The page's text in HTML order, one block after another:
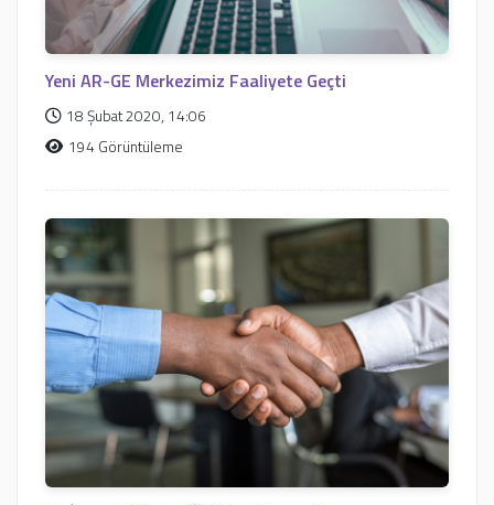
Yeni AR-GE Merkezimiz Faaliyete Geçti
18 Şubat 2020, 14:06
194 Görüntüleme